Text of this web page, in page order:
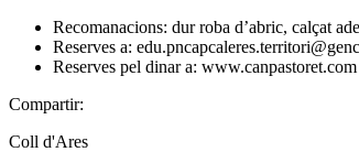
Recomanacions: dur roba d’abric, calçat
Reserves a:
Reserves pel dinar a: www.canpastoret.com
Compartir:
Coll d'Ares